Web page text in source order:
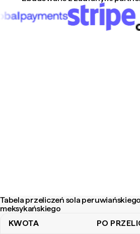
Tabela przeliczeń sola
meksykańskiego
KWOTA PO